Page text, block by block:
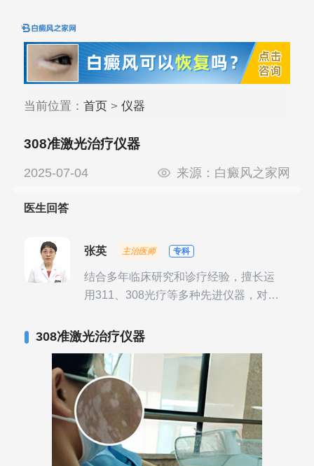
当前位置： 首页> 仪器
308准激光治疗仪器
2025-07-04 来源： 白癜风之家网
医生回答
张英 主治医师 专科
结合多年临床研究和诊疗经验，擅长运
用311、308光疗等多种先进仪器，对不
其对女性银屑病、顽固性银屑病、全身
验。
308准激光治疗仪器